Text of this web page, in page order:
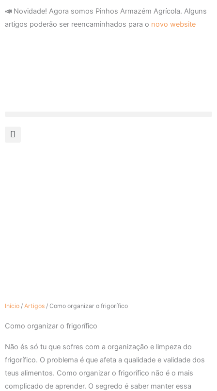
📣 Novidade! Agora somos Pinhos Armazém Agrícola. Alguns
artigos poderão ser reencaminhados para o novo website
Início / Artigos / Como organizar o frigorífico
Como organizar o frigorífico
Não és só tu que sofres com a organização e limpeza do
frigorífico. O problema é que afeta a qualidade e validade dos
teus alimentos. Como organizar o frigorífico não é o mais
complicado de aprender. O segredo é saber manter essa